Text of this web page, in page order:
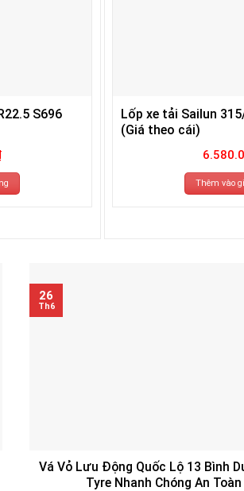
S696
Lốp xe tải Sailun
(Giá theo cái)
Thêm vào
Vá Vỏ Lưu Động Quốc Lộ 13 Bình
Tyre Nhanh Chóng An
26
Th6